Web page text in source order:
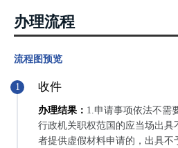
办理流程
流程图预览
1 收件
办理结果： 1.申请事项依法不需
行政机关职权范国的应当场出
者提供虚假材料申请的，出具